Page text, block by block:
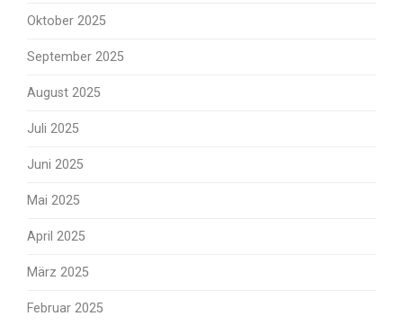
Oktober 2025
September 2025
August 2025
Juli 2025
Juni 2025
Mai 2025
April 2025
März 2025
Februar 2025